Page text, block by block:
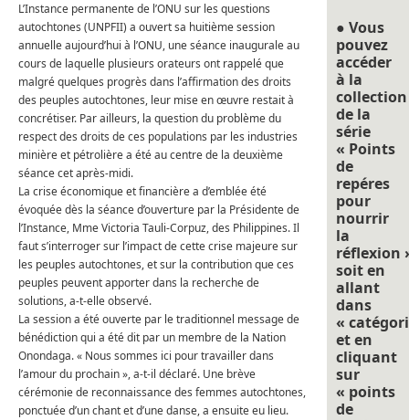
L’Instance permanente de l’ONU sur les questions
autochtones (UNPFII) a ouvert sa huitième session
annuelle aujourd’hui à l’ONU, une séance inaugurale au
cours de laquelle plusieurs orateurs ont rappelé que
malgré quelques progrès dans l’affirmation des droits
des peuples autochtones, leur mise en œuvre restait à
concrétiser. Par ailleurs, la question du problème du
respect des droits de ces populations par les industries
minière et pétrolière a été au centre de la deuxième
séance cet après-midi.
La crise économique et financière a d’emblée été
évoquée dès la séance d’ouverture par la Présidente de
l’Instance, Mme Victoria Tauli-Corpuz, des Philippines.Il
faut s’interroger sur l’impact de cette crise majeure sur
les peuples autochtones, et sur la contribution que ces
peuples peuvent apporter dans la recherche de
solutions, a-t-elle observé.
La session a été ouverte par le traditionnel message de
bénédiction qui a été dit par un membre de la Nation
Onondaga.« Nous sommes ici pour travailler dans
l’amour du prochain », a-t-il déclaré. Une brève
cérémonie de reconnaissance des femmes autochtones,
ponctuée d’un chant et d’une danse, a ensuite eu lieu.
● Vous
pouvez
accéder
à la
collection
de la
série
« Points
de
repéres
pour
nourrir
la
réflexion
soit en
allant
dans
«
et en
cliquant
sur
« points
de